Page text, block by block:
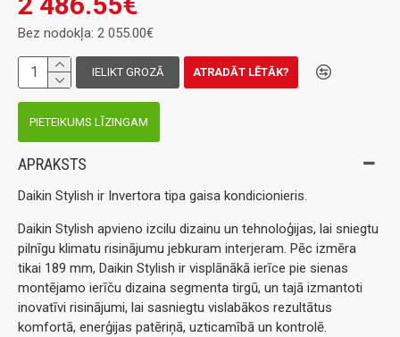
Bez nodokļa: 2 055.00€
IELIKT GROZĀ ATRADĀT LĒTĀK?
PIETEIKUMS LĪZINGAM
APRAKSTS
Daikin Stylish ir Invertora tipa gaisa kondicionieris.
Daikin Stylish apvieno izcilu dizainu un tehnoloģijas, lai sniegtu
pilnīgu klimatu risinājumu jebkuram interjeram. Pēc izmēra
tikai 189 mm, Daikin Stylish ir visplānākā ierīce pie sienas
montējamo ierīču dizaina segmenta tirgū, un tajā izmantoti
inovatīvi risinājumi, lai sasniegtu vislabākos rezultātus
komfortā, enerģijas patēriņā, uzticamībā un kontrolē.